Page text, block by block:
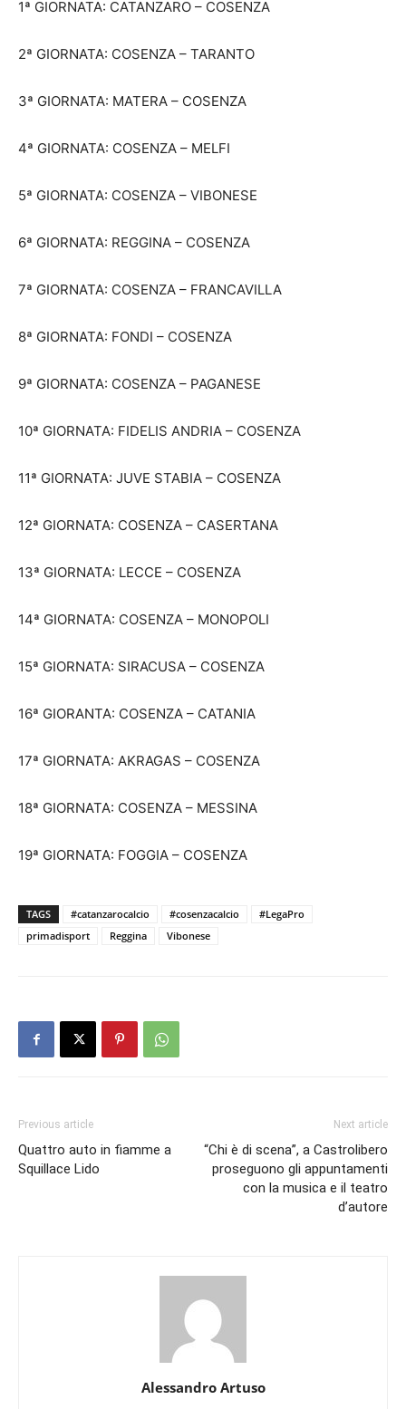
1ª GIORNATA: CATANZARO – COSENZA
2ª GIORNATA: COSENZA – TARANTO
3ª GIORNATA: MATERA – COSENZA
4ª GIORNATA: COSENZA – MELFI
5ª GIORNATA: COSENZA – VIBONESE
6ª GIORNATA: REGGINA – COSENZA
7ª GIORNATA: COSENZA – FRANCAVILLA
8ª GIORNATA: FONDI – COSENZA
9ª GIORNATA: COSENZA – PAGANESE
10ª GIORNATA: FIDELIS ANDRIA – COSENZA
11ª GIORNATA: JUVE STABIA – COSENZA
12ª GIORNATA: COSENZA – CASERTANA
13ª GIORNATA: LECCE – COSENZA
14ª GIORNATA: COSENZA – MONOPOLI
15ª GIORNATA: SIRACUSA – COSENZA
16ª GIORANTA: COSENZA – CATANIA
17ª GIORNATA: AKRAGAS – COSENZA
18ª GIORNATA: COSENZA – MESSINA
19ª GIORNATA: FOGGIA – COSENZA
TAGS #catanzarocalcio #cosenzacalcio
#LegaPro
primadisport
Reggina Vibonese
Previous article
Quattro auto in fiamme a
Squillace Lido
Next article
“Chi è di scena”, a Castrolibero
proseguono gli appuntamenti
con la musica e il teatro
d’autore
Alessandro Artuso